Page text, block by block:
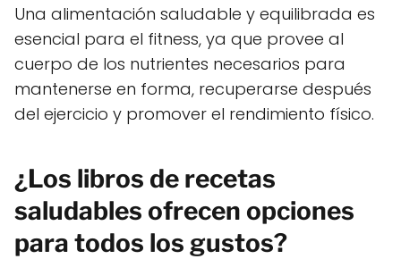
Una alimentación saludable y equilibrada es
esencial para el fitness, ya que provee al
cuerpo de los nutrientes necesarios para
mantenerse en forma, recuperarse después
del ejercicio y promover el rendimiento físico.
¿Los libros de recetas
saludables ofrecen opciones
para todos los gustos?